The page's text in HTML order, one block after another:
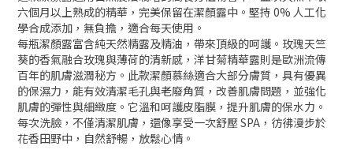
六個月以上熟成的精華，完美保留在潔顏露中。堅持 0% 人工化
學合成添加，無負擔，適合每天使用。
每瓶潔顏露富含純天然精露及精油，帶來頂級的呵護。玫瑰天竺
葵的香氣融合玫瑰與薄荷的清新感，洋甘菊精華露則是歐洲流傳
百年的肌膚滋潤秘方。此款潔顏慕絲適合大部分膚質，具有優異
的保濕力，能有效清潔毛孔與老廢角質，改善肌膚問題，並強化
肌膚的彈性與細緻度。它溫和呵護皮脂膜，提升肌膚的保水力。
每次洗臉，不僅清潔肌膚，還像享受一次舒壓 SPA，彷彿漫步於
花香田野中，自然舒暢，放鬆心情。